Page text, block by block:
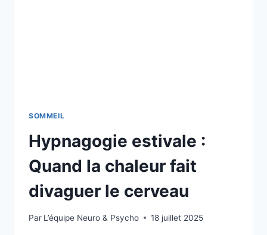
SOMMEIL
Hypnagogie estivale :
Quand la chaleur fait
divaguer le cerveau
Par L’équipe Neuro & Psycho 18 juillet 2025